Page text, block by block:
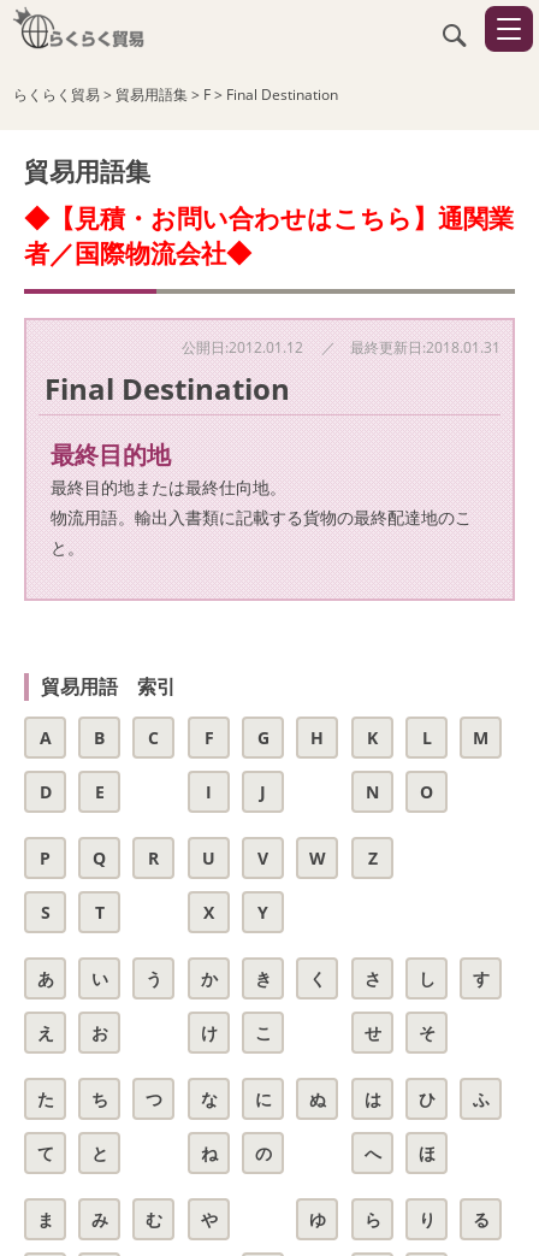
らくらく貿易> 貿易用語集> F> Final Destination
貿易用語集
◆【見積・お問い合わせはこちら】通関業
者／国際物流会社◆
公開日:2012.01.12 ／ 最終更新日:2018.01.31
Final Destination
最終目的地
最終目的地または最終仕向地。
物流用語。輸出入書類に記載する貨物の最終配達地のこ
と。
貿易用語 索引
A B C
D E
F G H
I J
K L M
N O
P Q R
S T
U V W
X Y
Z
あ い う
え お
か き く
け こ
さ し す
せ そ
た ち つ
て と
な に ぬ
ね の
は ひ ふ
へ ほ
ま み む や ゆ ら り る